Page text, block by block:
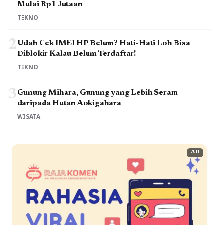
Mulai Rp1 Jutaan
TEKNO
2Udah Cek IMEI HP Belum? Hati-Hati Loh Bisa
Diblokir Kalau Belum Terdaftar!
TEKNO
3Gunung Mihara, Gunung yang Lebih Seram
daripada Hutan Aokigahara
WISATA
AD